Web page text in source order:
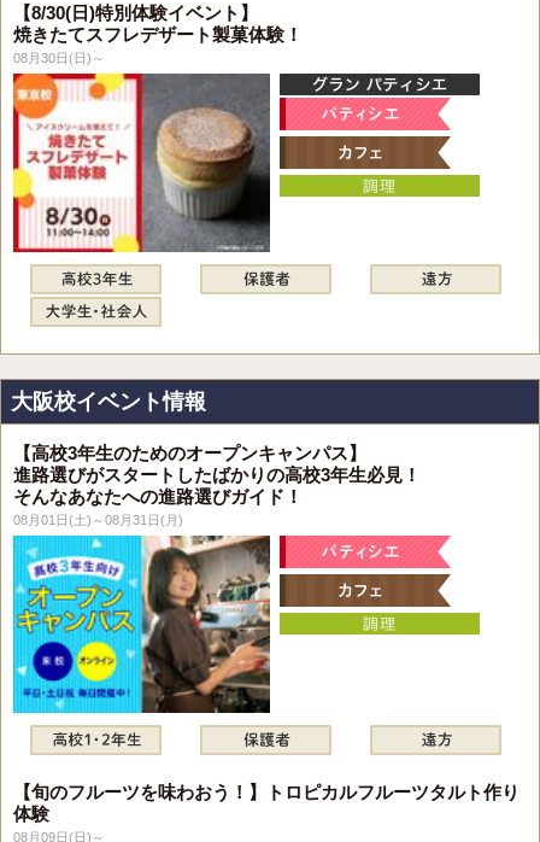
【8/30(日)特別体験イベント】
焼きたてスフレデザート製菓体験！
08月30日(日)～
大阪校イベント情報
【高校3年生のためのオープンキャンパス】
進路選びがスタートしたばかりの高校3年生必見！
そんなあなたへの進路選びガイド！
08月01日(土)～08月31日(月)
【旬のフルーツを味わおう！】トロピカルフルーツタルト作り
体験
08月09日(日)～